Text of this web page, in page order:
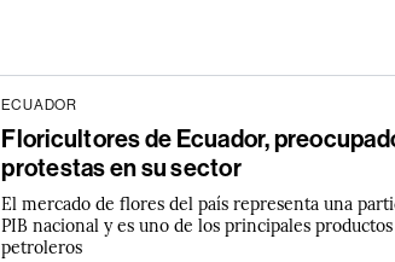
ECUADOR
Floricultores de Ecuador,
protestas en su sector
El mercado de flores del país representa una
PIB nacional y es uno de los principales
petroleros